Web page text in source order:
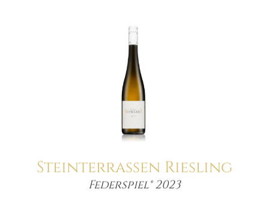
Steinterrassen Riesling
Federspiel® 2023
Menge